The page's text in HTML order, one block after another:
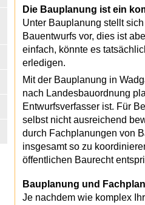
Die Bauplanung ist ein
Unter Bauplanung stellt
Bauentwurfs vor, dies ist
einfach, könnte es
erledigen.
Mit der Bauplanung in
nach Landesbauordnung
Entwurfsverfasser ist. Für
selbst nicht ausreichend
durch Fachplanungen von
insgesamt so zu
öffentlichen Baurecht
Bauplanung und
Je nachdem wie komplex